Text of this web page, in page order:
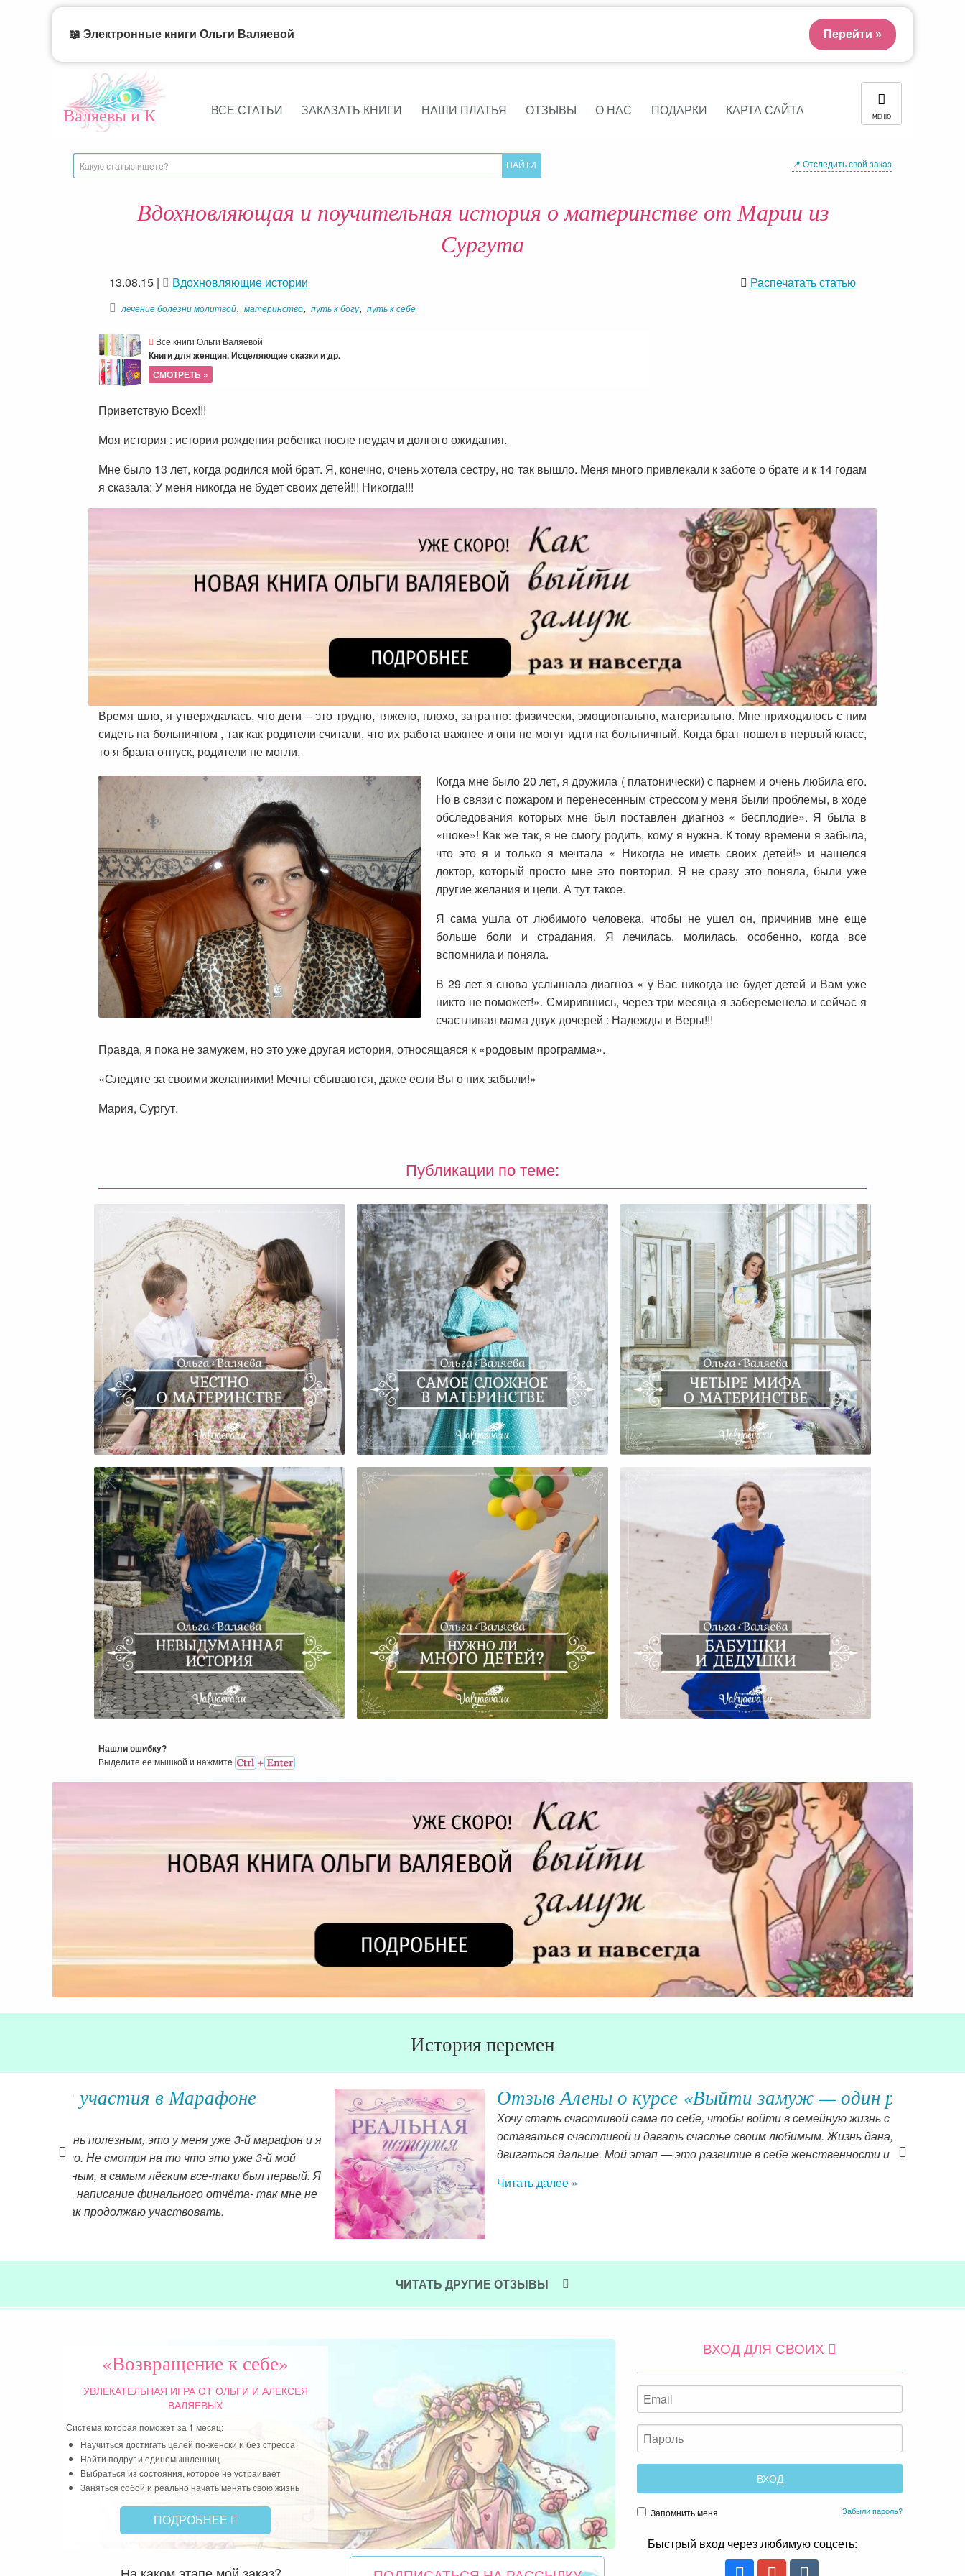
Валяевы и К ВСЕ СТАТЬИ ЗАКАЗАТЬ КНИГИ НАШИ ПЛАТЬЯ ОТЗЫВЫ О НАС ПОДАРКИ КАРТА САЙТА МЕНЮ
📍 Отследить свой заказ
Вдохновляющая и поучительная история о материнстве от Марии из
Сургута
13.08.15 | Вдохновляющие истории
лечение болезни молитвой, материнство, путь к богу, путь к себе
Распечатать статью
Все книги Ольги Валяевой
Книги для женщин, Исцеляющие сказки и др.
СМОТРЕТЬ »
Приветствую Всех!!!
Моя история : истории рождения ребенка после неудач и долгого ожидания.
Мне было 13 лет, когда родился мой брат. Я, конечно, очень хотела сестру, но так вышло. Меня много привлекали к заботе о брате и к 14 годам
я сказала: У меня никогда не будет своих детей!!! Никогда!!!
Время шло, я утверждалась, что дети – это трудно, тяжело, плохо, затратно: физически, эмоционально, материально. Мне приходилось с ним
сидеть на больничном , так как родители считали, что их работа важнее и они не могут идти на больничный. Когда брат пошел в первый класс,
то я брала отпуск, родители не могли.
Когда мне было 20 лет, я дружила ( платонически) с парнем и очень любила его.
Но в связи с пожаром и перенесенным стрессом у меня были проблемы, в ходе
обследования которых мне был поставлен диагноз « бесплодие». Я была в
«шоке»! Как же так, я не смогу родить, кому я нужна. К тому времени я забыла,
что это я и только я мечтала « Никогда не иметь своих детей!» и нашелся
доктор, который просто мне это повторил. Я не сразу это поняла, были уже
другие желания и цели. А тут такое.
Я сама ушла от любимого человека, чтобы не ушел он, причинив мне еще
больше боли и страдания. Я лечилась, молилась, особенно, когда все
вспомнила и поняла.
В 29 лет я снова услышала диагноз « у Вас никогда не будет детей и Вам уже
никто не поможет!». Смирившись, через три месяца я забеременела и сейчас я
счастливая мама двух дочерей : Надежды и Веры!!!
Правда, я пока не замужем, но это уже другая история, относящаяся к «родовым программа».
«Следите за своими желаниями! Мечты сбываются, даже если Вы о них забыли!»
Мария, Сургут.
Публикации по теме:
Честно О Материнстве Самое Сложное В Материнстве Четыре Мифа О Материнстве
Невыдуманная История Нужно Ли Много Детей? Бабушки И Дедушки
Нашли ошибку?
Выделите ее мышкой и нажмитe
История перемен
Отзыв Алены о курсе «Выйти замуж — один раз и на всю жизнь»
Хочу стать счастливой сама по себе, чтобы войти в семейную жизнь с установками, которые помогут мне
оставаться счастливой и давать счастье своим любимым. Жизнь дана, чтобы пройти определенный этап и
двигаться дальше. Мой этап — это развитие в себе женственности и подготовка к замужеству
Читать далее »
ЧИТАТЬ ДРУГИЕ ОТЗЫВЫ
«Возвращение к себе»
Найти подруг и единомышленниц
Выбраться из состояния, которое не устраивает
Заняться собой и реально начать менять свою жизнь
ПОДРОБНЕЕ
На каком этапе мой заказ? ПОДПИСАТЬСЯ НА РАССЫЛКУ
ВХОД ДЛЯ СВОИХ
Быстрый вход через любимую соцсеть:
📖 Электронные книги Ольги Валяевой Перейти »